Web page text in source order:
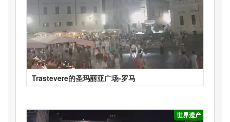
Trastevere的圣玛丽亚广场-罗马
世界遗产